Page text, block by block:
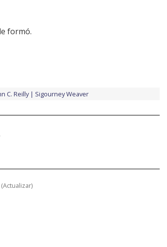
formó.
C. Reilly Sigourney Weaver
(Actualizar)